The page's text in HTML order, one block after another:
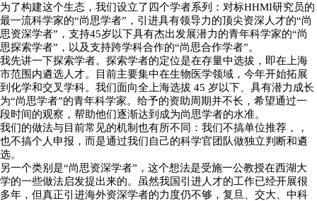
为了构建这个生态，我们设立了四个学者系列：对标HHMI研究员的
最一流科学家的“尚思学者”，引进具有领导力的顶尖资深人才的“尚
思资深学者”，支持45岁以下具有杰出发展潜力的青年科学家的“尚
思探索学者”，以及支持跨学科合作的“尚思合作学者”。
我先讲一下探索学者。探索学者的定位是在存量中选拔，即在上海
市范围内遴选人才。目前主要集中在生物医学领域，今年开始拓展
到化学和交叉学科。我们面向全上海选拔 45 岁以下、具有潜力成长
为“尚思学者”的青年科学家。给予的资助周期并不长，希望通过一
段时间的观察，帮助他们逐渐达到成为尚思学者的水准。
我们的做法与目前常见的机制也有所不同：我们不搞单位推荐，，
也不搞个人申报，而是通过我们自己的科学官团队做独立判断和遴
选。
另一个类别是“尚思资深学者”，这个想法是受施一公教授在西湖大
学的一些做法启发提出来的。虽然我国引进人才的工作已经开展很
多年，但真正引进海外资深学者的力度仍不够，复旦、交大、中科